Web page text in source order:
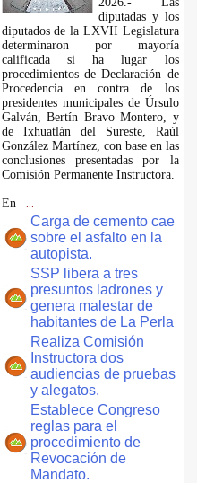
diputadas y los
diputados de la LXVII Legislatura
determinaron por mayoría
calificada si ha lugar los
procedimientos de Declaración de
Procedencia en contra de los
presidentes municipales de Úrsulo
Galván, Bertín Bravo Montero, y
de Ixhuatlán del Sureste, Raúl
González Martínez, con base en las
conclusiones presentadas por la
Comisión Permanente Instructora.
En
Carga de cemento cae
sobre el asfalto en la
autopista.
SSP libera a tres
presuntos ladrones y
genera malestar de
habitantes de La Perla
Realiza Comisión
Instructora dos
audiencias de pruebas
y alegatos.
Establece Congreso
reglas para el
procedimiento de
Revocación de
Mandato.